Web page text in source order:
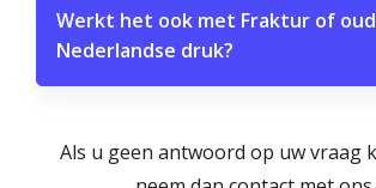
Werkt het ook met Fraktur of
Nederlandse druk?
Als u geen antwoord op uw vraag